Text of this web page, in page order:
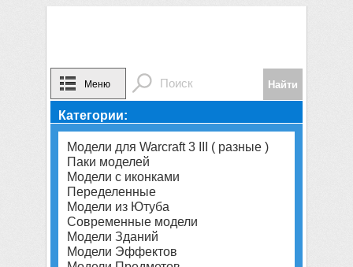
Меню
Категории:
Модели для Warcraft 3 III ( разные )
Паки моделей
Модели с иконками
Переделенные
Модели из Ютуба
Современные модели
Модели Зданий
Модели Эффектов